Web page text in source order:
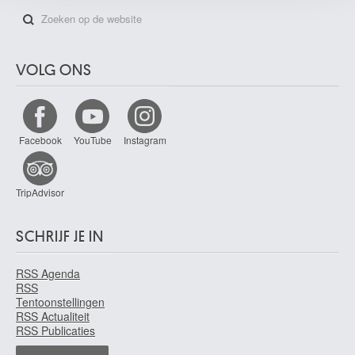
VOLG ONS
Facebook YouTube Instagram
TripAdvisor
SCHRIJF JE IN
RSS Agenda
RSS
Tentoonstellingen
RSS Actualiteit
RSS Publicaties